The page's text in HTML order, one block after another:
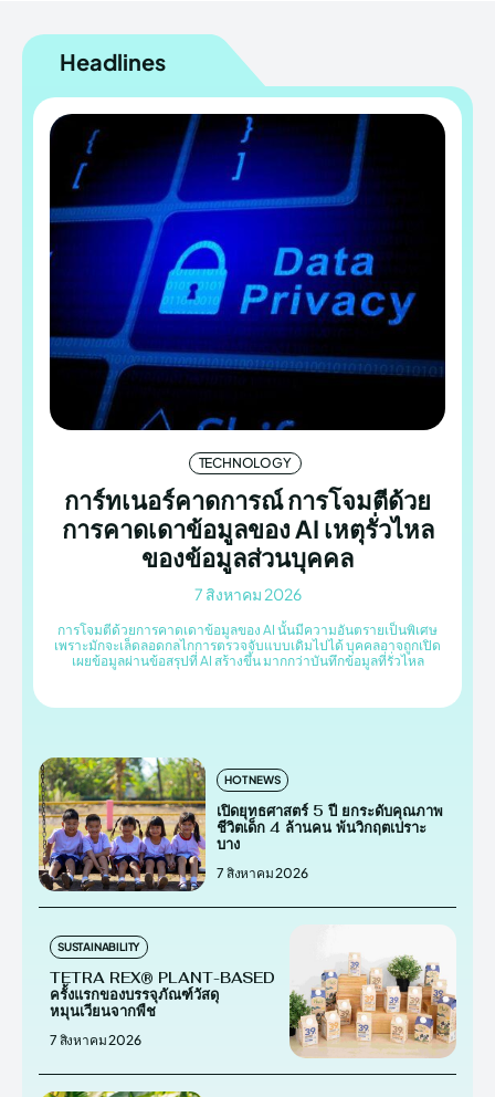
Headlines
TECHNOLOGY
การ์ทเนอร์คาดการณ์ การโจมตีด้วย
การคาดเดาข้อมูลของ AI เหตุรั่วไหล
ของข้อมูลส่วนบุคคล
7 สิงหาคม 2026
การโจมตีด้วยการคาดเดาข้อมูลของ AI นั้นมีความอันตรายเป็นพิเศษ
เพราะมักจะเล็ดลอดกลไกการตรวจจับแบบเดิมไปได้ บุคคลอาจถูกเปิด
เผยข้อมูลผ่านข้อสรุปที่ AI สร้างขึ้น มากกว่าบันทึกข้อมูลที่รั่วไหล
HOT NEWS
เปิดยุทธศาสตร์ 5 ปี ยกระดับคุณภาพ
ชีวิตเด็ก 4 ล้านคน พ้นวิกฤตเปราะ
บาง
7 สิงหาคม 2026
SUSTAINABILITY
TETRA REX® PLANT-BASED
ครั้งแรกของบรรจุภัณฑ์วัสดุ
หมุนเวียนจากพืช
7 สิงหาคม 2026